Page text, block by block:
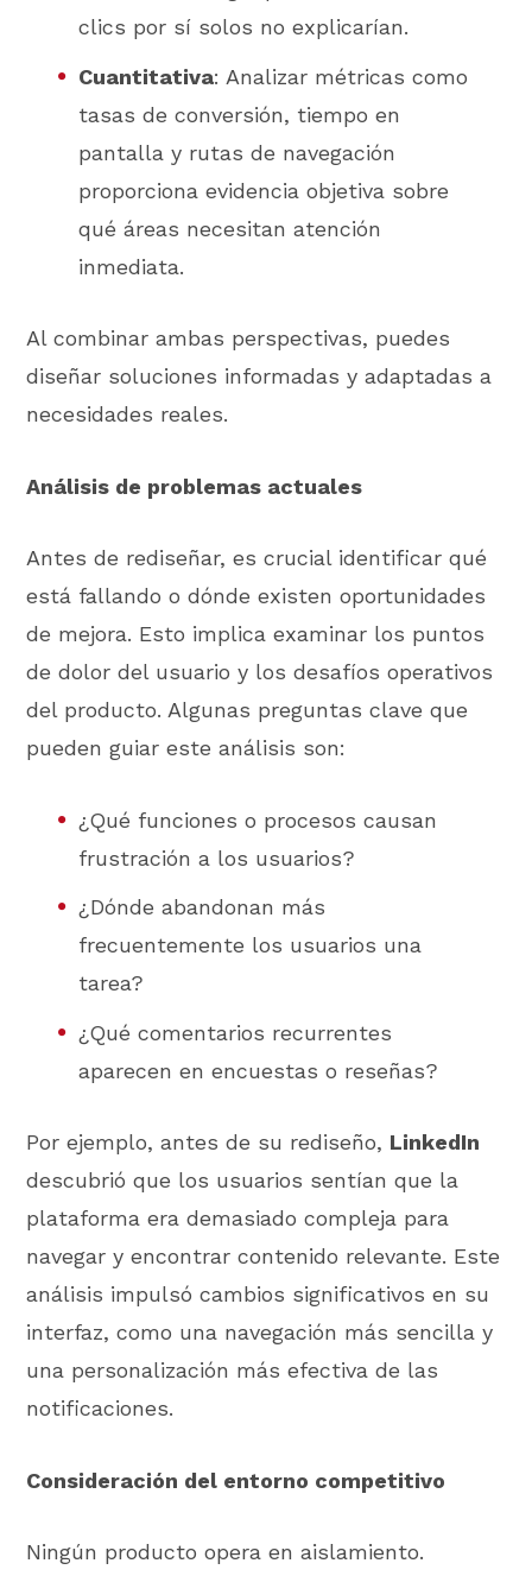
clics por sí solos no explicarían.
Cuantitativa: Analizar métricas como
tasas de conversión, tiempo en
pantalla y rutas de navegación
proporciona evidencia objetiva sobre
qué áreas necesitan atención
inmediata.
Al combinar ambas perspectivas, puedes
diseñar soluciones informadas y adaptadas a
necesidades reales.
Análisis de problemas actuales
Antes de rediseñar, es crucial identificar qué
está fallando o dónde existen oportunidades
de mejora. Esto implica examinar los puntos
de dolor del usuario y los desafíos operativos
del producto. Algunas preguntas clave que
pueden guiar este análisis son:
¿Qué funciones o procesos causan
frustración a los usuarios?
¿Dónde abandonan más
frecuentemente los usuarios una
tarea?
¿Qué comentarios recurrentes
aparecen en encuestas o reseñas?
Por ejemplo, antes de su rediseño, LinkedIn
descubrió que los usuarios sentían que la
plataforma era demasiado compleja para
navegar y encontrar contenido relevante. Este
análisis impulsó cambios significativos en su
interfaz, como una navegación más sencilla y
una personalización más efectiva de las
notificaciones.
Consideración del entorno competitivo
Ningún producto opera en aislamiento.